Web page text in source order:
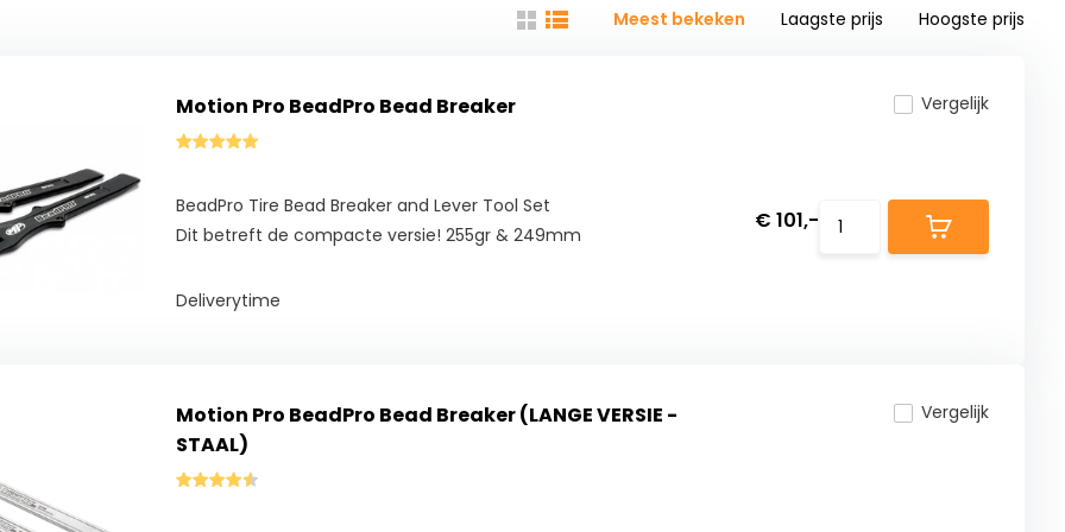
Meest bekeken Laagste prijs Hoogste prijs
Motion Pro BeadPro Bead Breaker
BeadPro Tire Bead Breaker and Lever Tool Set
Dit betreft de compacte versie! 255gr & 249mm
Deliverytime
Vergelijk
€ 101,-
Motion Pro BeadPro Bead Breaker (LANGE VERSIE -
STAAL)
Vergelijk